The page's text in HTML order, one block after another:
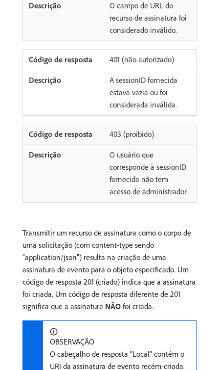
O campo de URL do
recurso de assinatura foi
considerado inválido.
401 (não autorizado)
A sessionID fornecida
estava vazia ou foi
considerada inválida.
403 (proibido)
O usuário que
corresponde à sessionID
fornecida não tem
acesso de administrador.
Transmitir um recurso de assinatura como o corpo de
uma solicitação (com content-type sendo
“application/json”) resulta na criação de uma
assinatura de evento para o objeto especificado. Um
código de resposta 201 (criado) indica que a assinatura
foi criada. Um código de resposta diferente de 201
significa que a assinatura NÃO foi criada.
OBSERVAÇÃO
O cabeçalho de resposta "Local" contém o
URI da assinatura de evento recém-criada.